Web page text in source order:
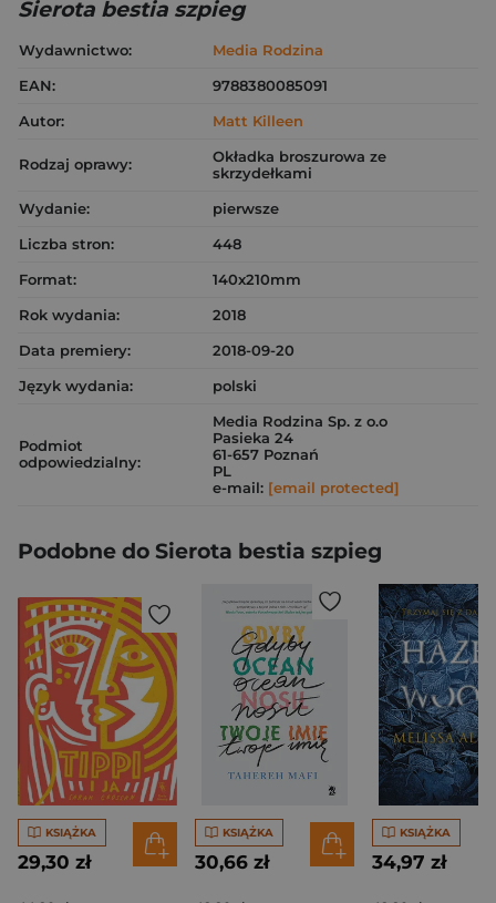
Sierota bestia szpieg
Wydawnictwo:
Media Rodzina
EAN:
9788380085091
Autor:
Matt Killeen
Rodzaj oprawy:
Okładka broszurowa ze
skrzydełkami
Wydanie:
pierwsze
Liczba stron:
448
Format:
140x210mm
Rok wydania:
2018
Data premiery:
2018-09-20
Język wydania:
polski
Podmiot
odpowiedzialny:
Media Rodzina Sp. z o.o
Pasieka 24
61-657 Poznań
PL
e-mail: [email protected]
Podobne do Sierota bestia szpieg
KSIĄŻKA
29,30 zł
KSIĄŻKA
30,66 zł
KSIĄŻKA
34,97 zł